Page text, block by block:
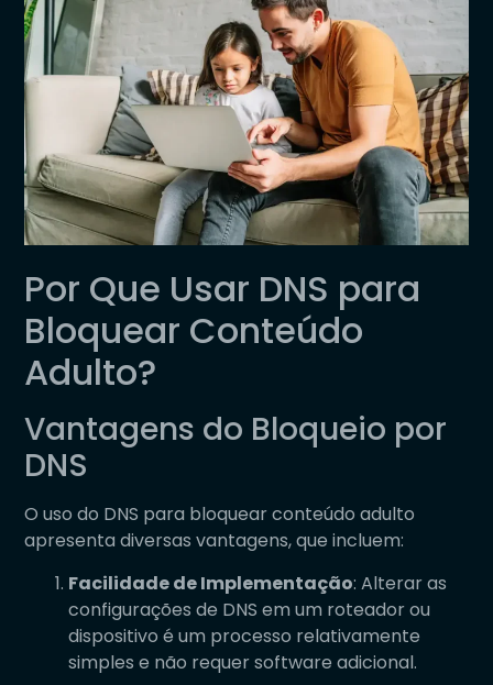
Por Que Usar DNS para
Bloquear Conteúdo
Adulto?
Vantagens do Bloqueio por
DNS
O uso do DNS para bloquear conteúdo adulto
apresenta diversas vantagens, que incluem:
Facilidade de Implementação: Alterar as
configurações de DNS em um roteador ou
dispositivo é um processo relativamente
simples e não requer software adicional.